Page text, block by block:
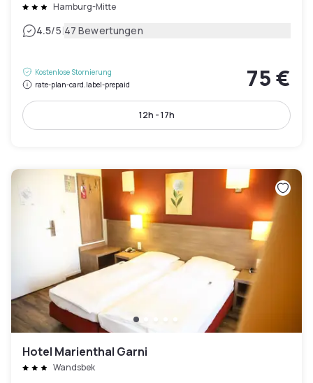
Hamburg-Mitte
4.5/5|47 Bewertungen
Kostenlose Stornierung
rate-plan-card.label-prepaid
75 €
12h - 17h
Hotel Marienthal Garni
Wandsbek